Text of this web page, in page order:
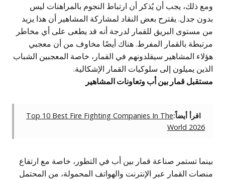
ومع ذلك، يجب أن يُذكر أن ارتباط النجوم بالمراهنات ليس
بدون جدل. يقترح بعض النقاد لمشاركة المشاهير أن هذا يزيد
من مستوى البريق للقمار لدرجة أنه قد يطغى على أي مخاطر
مرتبطة بالقمار المفرط. هناك أيضًا مخاوف من أن معجبي
هؤلاء المشاهير سيقلدونهم في القمار، خاصة المعجبين الشباب
الذين يميلون إلى سلوكيات القمار الإشكالية.
مستقبل قمار بين أب وتعاونات المشاهير
اقرأ أيضاً:Top 10 Best Fire Fighting Companies In The
World 2026
بينما تستمر صناعة قمار بين أب في التطور، خاصة مع ارتفاع
منصات القمار عبر الإنترنت والهواتف المحمولة، من المحتمل